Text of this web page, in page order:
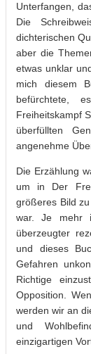
Unterfangen,
Die
dichterischen
aber die
etwas unklar
mich diesem
befürchtete,
Freiheitskampf
überfüllten
angenehme
Die Erzählung
um in Der
größeres Bild
war. Je mehr
überzeugter
und dieses
Gefahren
Richtige
Opposition.
werden wir an
und
einzigartigen